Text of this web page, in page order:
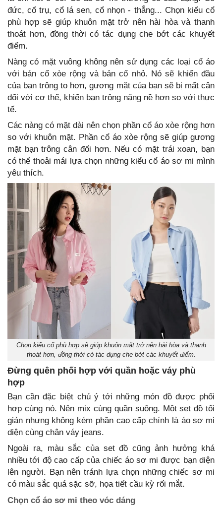
đức, cổ trụ, cổ lá sen, cổ nhọn - thẳng... Chọn kiểu cổ
phù hợp sẽ giúp khuôn mặt trở nên hài hòa và thanh
thoát hơn, đồng thời có tác dụng che bớt các khuyết
điểm.
Nàng có mặt vuông không nên sử dụng các loại cổ áo
với bản cổ xòe rộng và bản cổ nhỏ. Nó sẽ khiến đầu
của bạn trông to hơn, gương mặt của bạn sẽ bị mất cân
đối với cơ thể, khiến bạn trông nặng nề hơn so với thực
tế.
Các nàng có mặt dài nên chọn phần cổ áo xòe rộng hơn
so với khuôn mặt. Phần cổ áo xòe rộng sẽ giúp gương
mặt bạn trông cân đối hơn. Nếu có mặt trái xoan, bạn
có thể thoải mái lựa chọn những kiểu cổ áo sơ mi mình
yêu thích.
Chọn kiểu cổ phù hợp sẽ giúp khuôn mặt trở nên hài hòa và thanh
thoát hơn, đồng thời có tác dụng che bớt các khuyết điểm.
Đừng quên phối hợp với quần hoặc váy phù
hợp
Bạn cần đặc biệt chú ý tới những món đồ được phối
hợp cùng nó. Nên mix cùng quần suông. Một set đồ tối
giản nhưng không kém phần cao cấp chính là áo sơ mi
diện cùng chân váy jeans.
Ngoài ra, màu sắc của set đồ cũng ảnh hưởng khá
nhiều tới độ cao cấp của chiếc áo sơ mi được bạn diện
lên người. Bạn nên tránh lựa chọn những chiếc sơ mi
có màu sắc quá sặc sỡ, họa tiết cầu kỳ rối mắt.
Chọn cổ áo sơ mi theo vóc dáng